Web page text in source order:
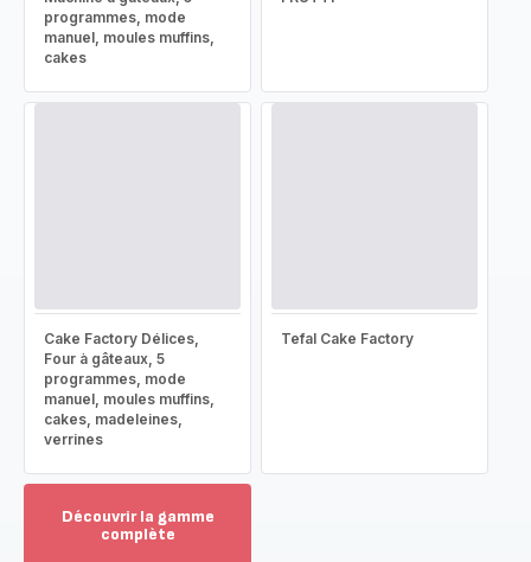
programmes, mode
manuel, moules muffins,
cakes
Cake Factory Délices,
Four à gâteaux, 5
programmes, mode
manuel, moules muffins,
cakes, madeleines,
verrines
Tefal Cake Factory
Découvrir la gamme
complète